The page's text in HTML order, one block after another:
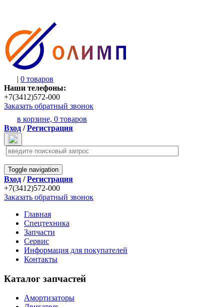
| 0 товаров
Наши телефоны:
+7(3412)572-000
Заказать обратный звонок
в корзине, 0 товаров
Вход /Регистрация
Toggle navigation
Вход /Регистрация
+7(3412)572-000
Заказать обратный звонок
Главная
Спецтехника
Запчасти
Сервис
Информация для покупателей
Контакты
Каталог запчастей
Амортизаторы